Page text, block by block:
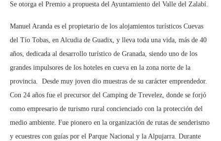
Se otorga el Premio a propuesta del Ayuntamiento del Valle del Zalabí.
Manuel Aranda es el propietario de los alojamientos turísticos Cuevas
del Tío Tobas, en Alcudia de Guadix, y lleva toda una vida, más de 40
años, dedicada al desarrollo turístico de Granada, siendo uno de los
grandes impulsores de los hoteles en cueva en la zona norte de la
provincia. Desde muy joven dio muestras de su carácter emprendedor.
Con 24 años fue el precursor del Camping de Trevelez, donde se forjó
como empresario de turismo rural concienciado con la protección del
medio ambiente. Fue pionero en la organización de rutas de senderismo
y ecuestres con guías por el Parque Nacional y la Alpujarra. Durante